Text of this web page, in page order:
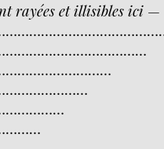
rayées et illisibles ici —